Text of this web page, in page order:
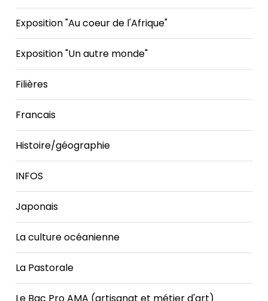
Exposition "Au coeur de l'Afrique"
Exposition "Un autre monde"
Filières
Francais
Histoire/géographie
INFOS
Japonais
La culture océanienne
La Pastorale